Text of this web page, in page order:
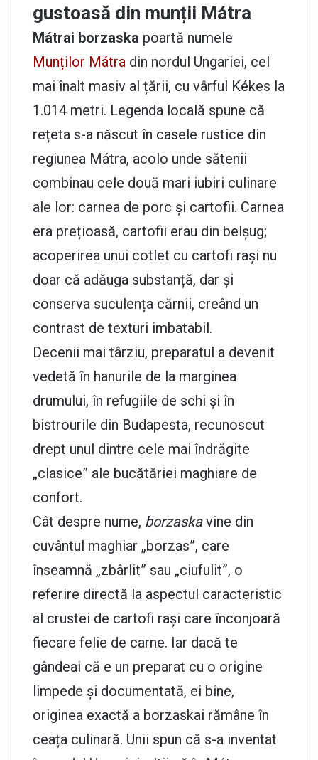
gustoasă din munții Mátra
Mátrai borzaska poartă numele
Munților Mátra din nordul Ungariei, cel
mai înalt masiv al țării, cu vârful Kékes la
1.014 metri. Legenda locală spune că
rețeta s-a născut în casele rustice din
regiunea Mátra, acolo unde sătenii
combinau cele două mari iubiri culinare
ale lor: carnea de porc și cartofii. Carnea
era prețioasă, cartofii erau din belșug;
acoperirea unui cotlet cu cartofi rași nu
doar că adăuga substanță, dar și
conserva suculența cărnii, creând un
contrast de texturi imbatabil.
Decenii mai târziu, preparatul a devenit
vedetă în hanurile de la marginea
drumului, în refugiile de schi și în
bistrourile din Budapesta, recunoscut
drept unul dintre cele mai îndrăgite
„clasice” ale bucătăriei maghiare de
confort.
Cât despre nume, borzaskavine din
cuvântul maghiar „borzas”, care
înseamnă „zbârlit” sau „ciufulit”, o
referire directă la aspectul caracteristic
al crustei de cartofi rași care înconjoară
fiecare felie de carne. Iar dacă te
gândeai că e un preparat cu o origine
limpede și documentată, ei bine,
originea exactă a borzaskai rămâne în
ceața culinară. Unii spun că s-a inventat